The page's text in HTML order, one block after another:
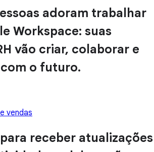
adoram trabalhar
Workspace: suas
vão criar, colaborar e
o futuro.
vendas
receber atualizações